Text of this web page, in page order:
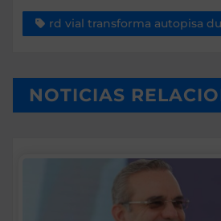
rd vial transforma autopisa
NOTICIAS